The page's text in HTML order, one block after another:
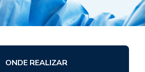
ONDE REALIZAR